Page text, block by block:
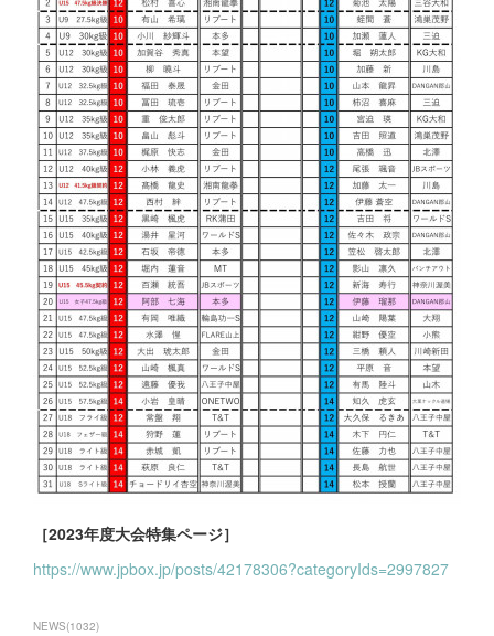
［2023年度大会特集ページ］
https://www.jpbox.jp/posts/42178306?categoryIds=2997827
NEWS(1032)